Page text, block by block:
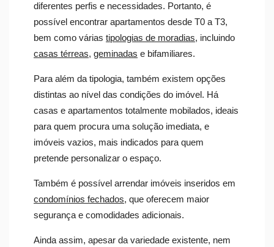
diferentes perfis e necessidades. Portanto, é
possível encontrar apartamentos desde T0 a T3,
bem como várias tipologias de moradias, incluindo
casas térreas, geminadas e bifamiliares.
Para além da tipologia, também existem opções
distintas ao nível das condições do imóvel. Há
casas e apartamentos totalmente mobilados, ideais
para quem procura uma solução imediata, e
imóveis vazios, mais indicados para quem
pretende personalizar o espaço.
Também é possível arrendar imóveis inseridos em
condomínios fechados, que oferecem maior
segurança e comodidades adicionais.
Ainda assim, apesar da variedade existente, nem